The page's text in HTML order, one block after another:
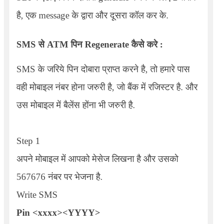
है, एक message के द्वारा और दूसरा कॉल कर के.
SMSसे ATMपिनRegenerateकैसे करे :
SMS के जरिये पिन दोबारा प्राप्त करने है, तो हमारे पास
वही मोबाइल नंबर होना जरुरी है, जो बैंक में रजिस्टर है. और
उस मोबाइल में बैलेंस होंना भी जरुरी है.
Step 1
अपने मोबाइल में आपको मेसेज लिखना है और उसको
567676 नंबर पर भेजना है.
Write SMS
Pin <xxxx><YYYY>